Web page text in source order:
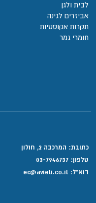
לבית ולגן
אביזרים לגינה
תקרות אקוסטיות
חומרי גמר
כתובת: המרכבה 2, חולון
טלפון: 03-7946737
דוא”ל: